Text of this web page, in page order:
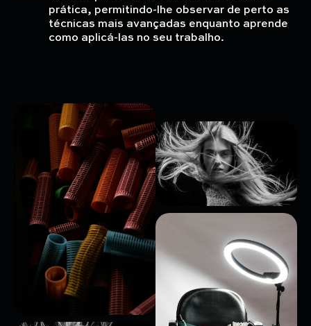
prática, permitindo-lhe observar de perto as
técnicas mais avançadas enquanto aprende
como aplicá-las no seu trabalho.